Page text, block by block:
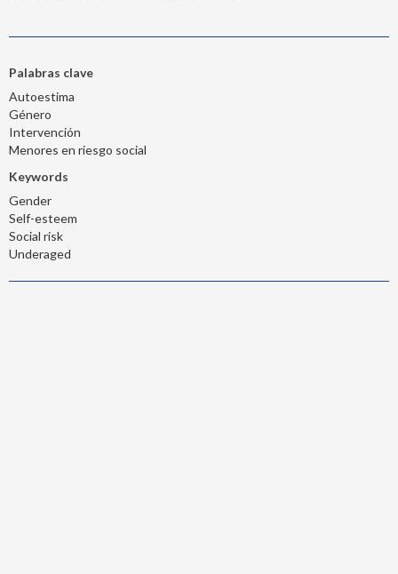
Palabras clave
Autoestima
Género
Intervención
Menores en riesgo social
Keywords
Gender
Self-esteem
Social risk
Underaged